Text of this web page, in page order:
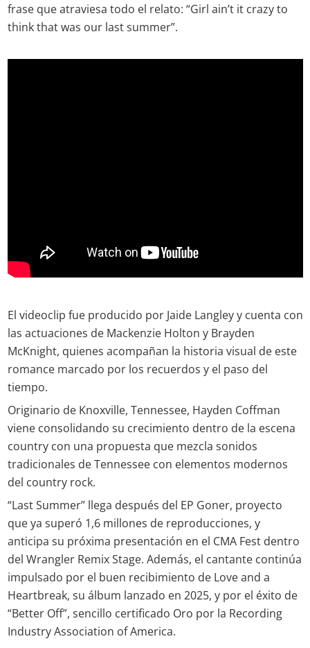
frase que atraviesa todo el relato: “Girl ain’t it crazy to
think that was our last summer”.
El videoclip fue producido por Jaide Langley y cuenta con
las actuaciones de Mackenzie Holton y Brayden
McKnight, quienes acompañan la historia visual de este
romance marcado por los recuerdos y el paso del
tiempo.
Originario de Knoxville, Tennessee, Hayden Coffman
viene consolidando su crecimiento dentro de la escena
country con una propuesta que mezcla sonidos
tradicionales de Tennessee con elementos modernos
del country rock.
“Last Summer” llega después del EP Goner, proyecto
que ya superó 1,6 millones de reproducciones, y
anticipa su próxima presentación en el CMA Fest dentro
del Wrangler Remix Stage. Además, el cantante continúa
impulsado por el buen recibimiento de Love and a
Heartbreak, su álbum lanzado en 2025, y por el éxito de
“Better Off”, sencillo certificado Oro por la Recording
Industry Association of America.